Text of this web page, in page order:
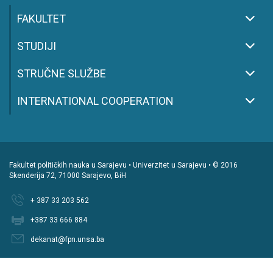
FAKULTET
STUDIJI
STRUČNE SLUŽBE
INTERNATIONAL COOPERATION
Fakultet političkih nauka u Sarajevu • Univerzitet u Sarajevu • © 2016
Skenderija 72, 71000 Sarajevo, BiH
+ 387 33 203 562
+387 33 666 884
dekanat@fpn.unsa.ba